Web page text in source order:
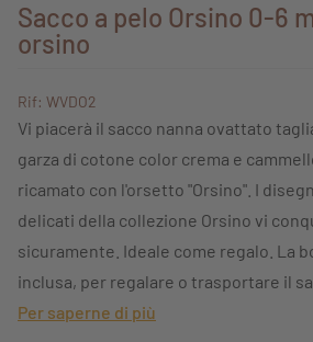
Sacco a pelo Orsino 0-6
orsino
Rif: WVDO2
Vi piacerà il sacco nanna ovattato
garza di cotone color crema e
ricamato con l'orsetto "Orsino". I
delicati della collezione Orsino vi
sicuramente. Ideale come regalo. La
inclusa, per regalare o trasportare il
Per saperne di più